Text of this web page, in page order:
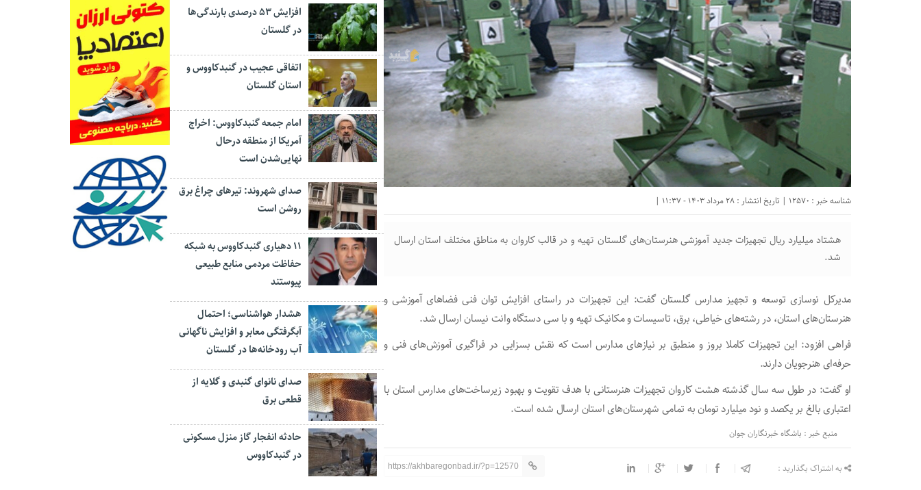
شناسه خبر : 12570 | تاریخ انتشار : 28 مرداد 1403 - 11:37 |
هشتاد میلیارد ریال تجهیزات جدید آموزشی هنرستان‌های گلستان تهیه و در قالب کاروان به مناطق مختلف استان ارسال
شد.
مدیرکل نوسازی توسعه و تجهیز مدارس گلستان گفت: این تجهیزات در راستای افزایش توان فنی فضا‌های آموزشی و
هنرستان‌های استان، در رشته‌های خیاطی، برق، تاسیسات و مکانیک تهیه و با سی دستگاه وانت نیسان ارسال شد.
فراهی افزود: این تجهیزات کاملا بروز و منطبق بر نیاز‌های مدارس است که نقش بسزایی در فراگیری آموزش‌های فنی و
حرفه‌ای هنرجویان دارند.
او گفت: در طول سه سال گذشته هشت کاروان تجهیزات هنرستانی با هدف تقویت و بهبود زیرساخت‌های مدارس استان با
اعتباری بالغ بر یکصد و نود میلیارد تومان به تمامی شهرستان‌های استان ارسال شده است.
منبع خبر : باشگاه خبرنگاران جوان
به اشتراک بگذارید : https://akhbaregonbad.ir/?p=12570
افزایش ۵۳ درصدی بارندگی‌ها
در گلستان
اتفاقی عجیب در‌ گنبدکاووس و
استان گلستان
امام جمعه گنبدکاووس: اخراج
آمریکا از منطقه درحال
نهایی‌شدن است
صدای شهروند: تیرهای چراغ برق
روشن است
۱۱ دهیاری گنبدکاووس به شبکه
حفاظت مردمی منابع طبیعی
پیوستند
هشدار هواشناسی؛ احتمال
آبگرفتگی معابر و افزایش ناگهانی
آب رودخانه‌ها در گلستان
صدای نانوای گنبدی و گلایه از
قطعی برق
حادثه انفجار گاز منزل مسکونی
در گنبدکاووس